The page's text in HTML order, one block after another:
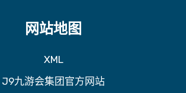
网站地图
XML
J9九游会集团官方网站